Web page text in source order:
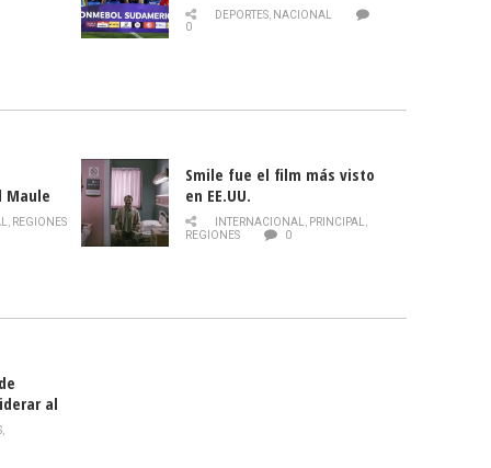
DEPORTES, NACIONAL
0
Maule
de la
, REGIONES
Smile fue el film más visto
en EE.UU.
INTERNACIONAL, PRINCIPAL,
REGIONES
0
al
,